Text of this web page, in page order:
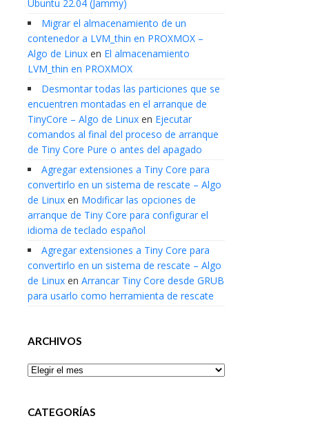
Ubuntu 22.04 (Jammy)
Migrar el almacenamiento de un
contenedor a LVM_thin en PROXMOX –
Algo de Linux en El almacenamiento
LVM_thin en PROXMOX
Desmontar todas las particiones que se
encuentren montadas en el arranque de
TinyCore – Algo de Linux en Ejecutar
comandos al final del proceso de arranque
de Tiny Core Pure o antes del apagado
Agregar extensiones a Tiny Core para
convertirlo en un sistema de rescate – Algo
de Linux en Modificar las opciones de
arranque de Tiny Core para configurar el
idioma de teclado español
Agregar extensiones a Tiny Core para
convertirlo en un sistema de rescate – Algo
de Linux en Arrancar Tiny Core desde GRUB
para usarlo como herramienta de rescate
ARCHIVOS
Archivos
CATEGORÍAS